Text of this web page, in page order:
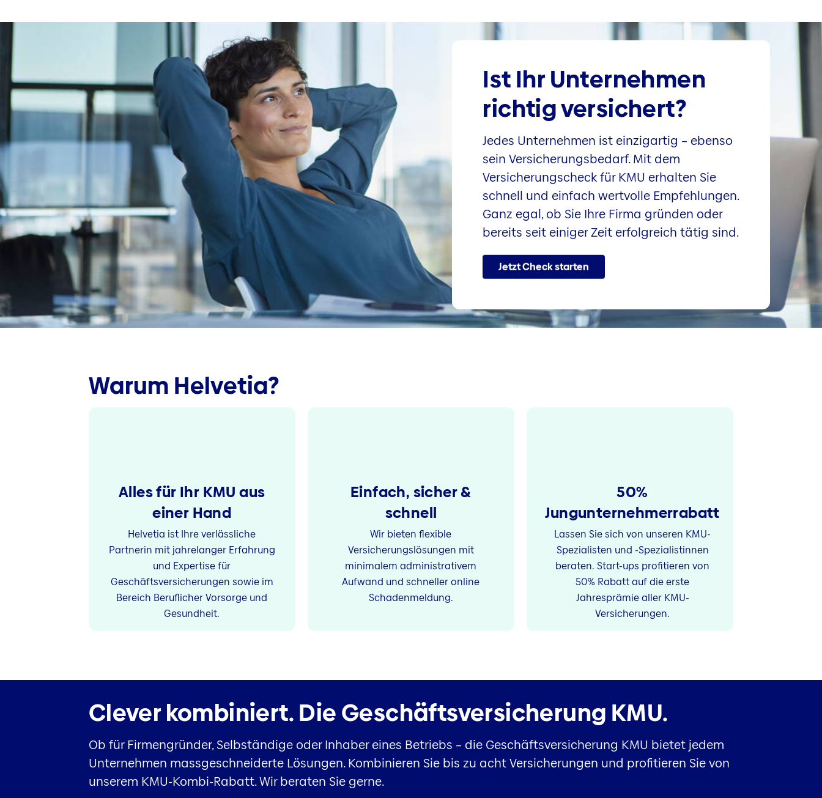
Ist Ihr Unternehmen
richtig versichert?
Jedes Unternehmen ist einzigartig – ebenso
sein Versicherungsbedarf. Mit dem
Versicherungscheck für KMU erhalten Sie
schnell und einfach wertvolle Empfehlungen.
Ganz egal, ob Sie Ihre Firma gründen oder
bereits seit einiger Zeit erfolgreich tätig sind.
Jetzt Check starten
Warum Helvetia?
Alles für Ihr KMU aus
einer Hand
Helvetia ist Ihre verlässliche
Partnerin mit jahrelanger Erfahrung
und Expertise für
Geschäftsversicherungen sowie im
Bereich Beruflicher Vorsorge und
Gesundheit.
Einfach, sicher &
schnell
Wir bieten flexible
Versicherungslösungen mit
minimalem administrativem
Aufwand und schneller online
Schadenmeldung.
50%
Jungunternehmerrabatt
Lassen Sie sich von unseren KMU-
Spezialisten und -Spezialistinnen
beraten. Start-ups profitieren von
50% Rabatt auf die erste
Jahresprämie aller KMU-
Versicherungen.
Clever kombiniert.Die Geschäftsversicherung KMU.
Ob für Firmengründer, Selbständige oder Inhaber eines Betriebs – die Geschäftsversicherung KMU bietet jedem
Unternehmen massgeschneiderte Lösungen. Kombinieren Sie bis zu acht Versicherungen und profitieren Sie von
unserem KMU-Kombi-Rabatt. Wir beraten Sie gerne.